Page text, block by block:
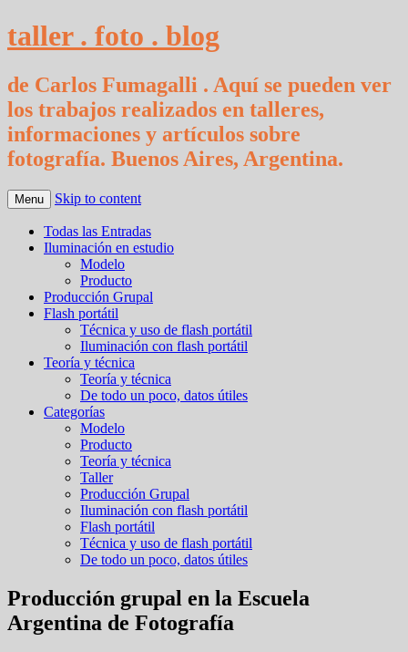
taller . foto . blog
de Carlos Fumagalli . Aquí se pueden ver
los trabajos realizados en talleres,
informaciones y artículos sobre
fotografía. Buenos Aires, Argentina.
Menu Skip to content
Todas las Entradas
Iluminación en estudio
Modelo
Producto
Producción Grupal
Flash portátil
Técnica y uso de flash portátil
Iluminación con flash portátil
Teoría y técnica
Teoría y técnica
De todo un poco, datos útiles
Categorías
Modelo
Producto
Teoría y técnica
Taller
Producción Grupal
Iluminación con flash portátil
Flash portátil
Técnica y uso de flash portátil
De todo un poco, datos útiles
Producción grupal en la Escuela
Argentina de Fotografía